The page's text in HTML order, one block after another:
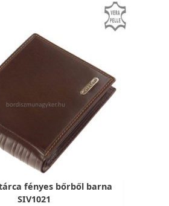
fényes bőrből barna
SIV1021